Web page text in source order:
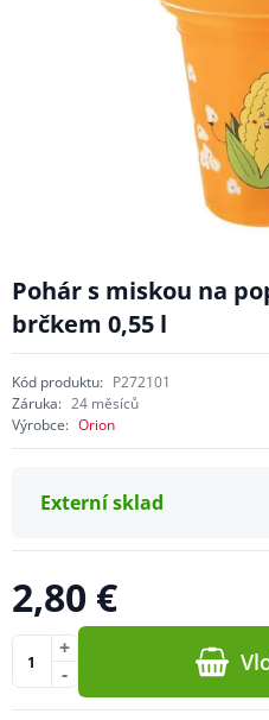
Pohár s miskou na
brčkem 0,55 l
Kód produktu: P272101
Záruka: 24 měsíců
Výrobce: Orion
Externí sklad
2,80 €
-
+